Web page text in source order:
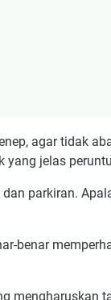
agar tidak
yang jelas
parkiran.
benar
mengharuskan